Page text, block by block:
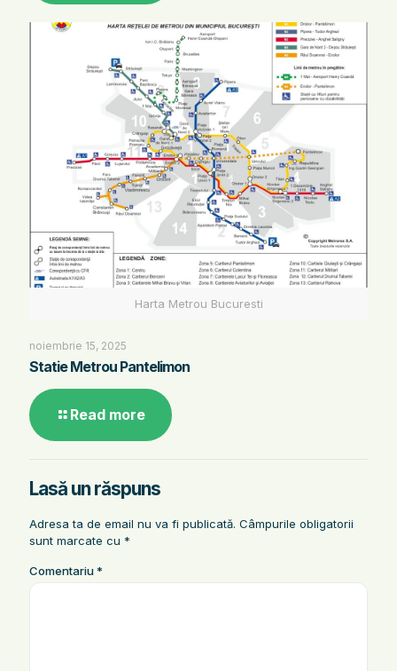
Harta Metrou Bucuresti
noiembrie 15, 2025
Statie Metrou Pantelimon
Read more
Lasă un răspuns
Adresa ta de email nu va fi publicată. Câmpurile obligatorii
sunt marcate cu *
Comentariu*